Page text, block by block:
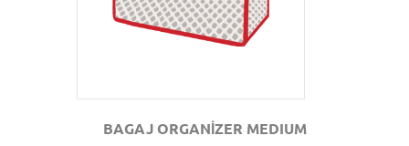
BAGAJ ORGANİZER MEDIUM